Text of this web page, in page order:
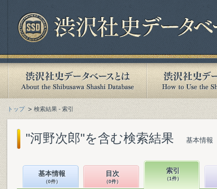
トップ 検索結果 - 索引
"河野次郎"を含む検索結果 基本情報
基本情報
（0件）
目次
（0件）
索引
（1件）